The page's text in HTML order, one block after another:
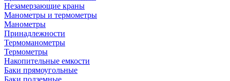
Незамерзающие краны
Манометры и термометры
Манометры
Принадлежности
Термоманометры
Термометры
Накопительные емкости
Баки прямоугольные
Баки подземные